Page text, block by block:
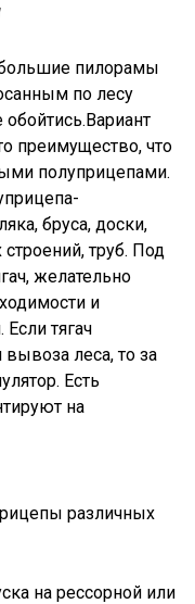
пилорамы
по лесу
преимущество, что
полуприцепами.
бруса, доски,
труб. Под
желательно
и
тягач
леса, то за
Есть
на
различных
на рессорной или